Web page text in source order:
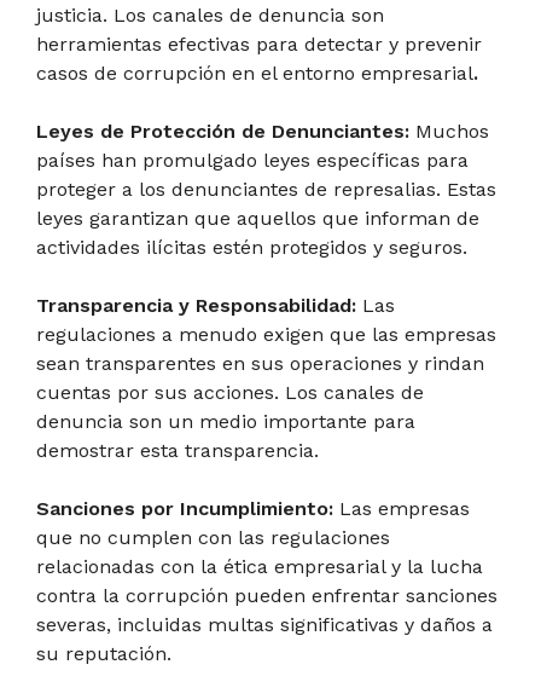
justicia. Los canales de denuncia son
herramientas efectivas para detectar y prevenir
casos de corrupción en el entorno empresarial.
Leyes de Protección de Denunciantes: Muchos
países han promulgado leyes específicas para
proteger a los denunciantes de represalias. Estas
leyes garantizan que aquellos que informan de
actividades ilícitas estén protegidos y seguros.
Transparencia y Responsabilidad: Las
regulaciones a menudo exigen que las empresas
sean transparentes en sus operaciones y rindan
cuentas por sus acciones. Los canales de
denuncia son un medio importante para
demostrar esta transparencia.
Sanciones por Incumplimiento: Las empresas
que no cumplen con las regulaciones
relacionadas con la ética empresarial y la lucha
contra la corrupción pueden enfrentar sanciones
severas, incluidas multas significativas y daños a
su reputación.